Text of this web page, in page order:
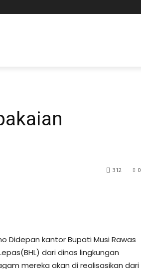
0
312
Didepan kantor Bupati Musi Rawas
dari dinas lingkungan
mereka akan di realisasikan dari